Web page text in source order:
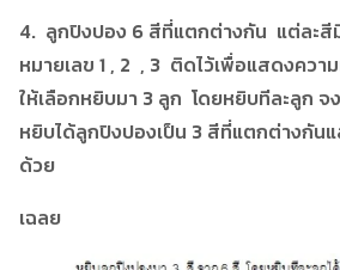
4. ลูกปิงปอง 6 สีที่แตกต่างกัน แต่ละสี
หมายเลข 1 , 2 , 3 ติดไว้เพื่อแสดงคว
ให้เลือกหยิบมา 3 ลูก โดยหยิบทีละลูก จ
หยิบได้ลูกปิงปองเป็น 3 สีที่แตกต่างกัน
ด้วย
เฉลย